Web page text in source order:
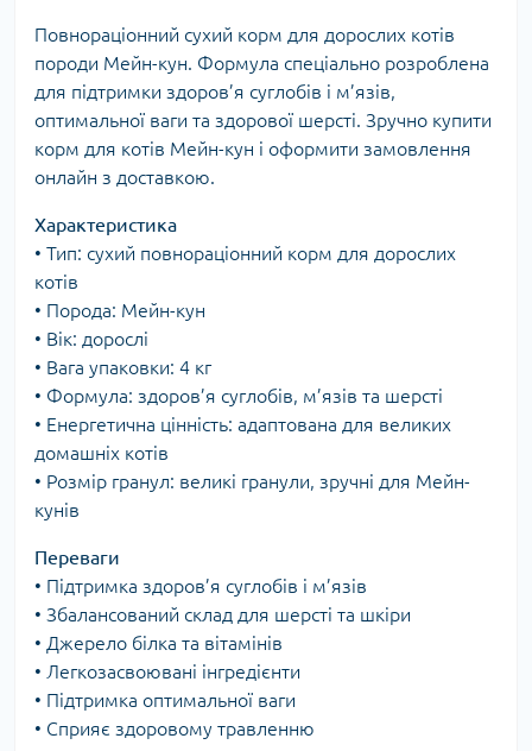
Повнораціонний сухий корм для дорослих котів
породи Мейн-кун. Формула спеціально розроблена
для підтримки здоров’я суглобів і м’язів,
оптимальної ваги та здорової шерсті. Зручно купити
корм для котів Мейн-кун і оформити замовлення
онлайн з доставкою.
Характеристика
• Тип: сухий повнораціонний корм для дорослих
котів
• Порода: Мейн-кун
• Вік: дорослі
• Вага упаковки: 4 кг
• Формула: здоров’я суглобів, м’язів та шерсті
• Енергетична цінність: адаптована для великих
домашніх котів
• Розмір гранул: великі гранули, зручні для Мейн-
кунів
Переваги
• Підтримка здоров’я суглобів і м’язів
• Збалансований склад для шерсті та шкіри
• Джерело білка та вітамінів
• Легкозасвоювані інгредієнти
• Підтримка оптимальної ваги
• Сприяє здоровому травленню